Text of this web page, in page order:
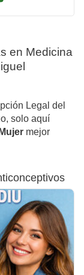
en Medicina
Legal del
solo aquí
mejor